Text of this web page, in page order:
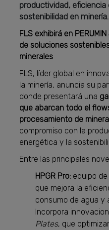
productividad,
sostenibilidad en minería.
FLS exhibirá en
de soluciones
minerales
FLS, líder global en
la minería, anuncia su
donde presentará una
que abarcan todo el
procesamiento de
compromiso con la
energética y la
Entre las principales
HPGR Pro: equipo
que mejora la
consumo de agua y
Incorpora
Plates, que